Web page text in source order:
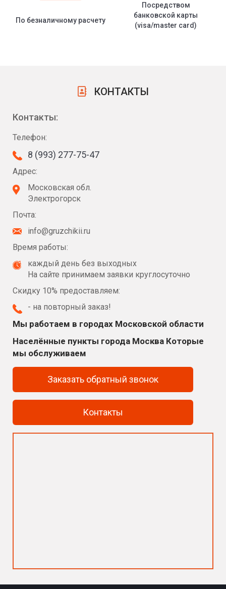
По безналичному расчету
Посредством
банковской карты
(visa/master card)
КОНТАКТЫ
Контакты:
Телефон:
8 (993) 277-75-47
Адрес:
Московская обл.
Электрогорск
Почта:
info@gruzchikii.ru
Время работы:
каждый день без выходных
На сайте принимаем заявки круглосуточно
Скидку 10% предоставляем:
- на повторный заказ!
Мы работаем в городах Московской области
Населённые пункты города Москва Которые
мы обслуживаем
Заказать обратный звонок
Контакты